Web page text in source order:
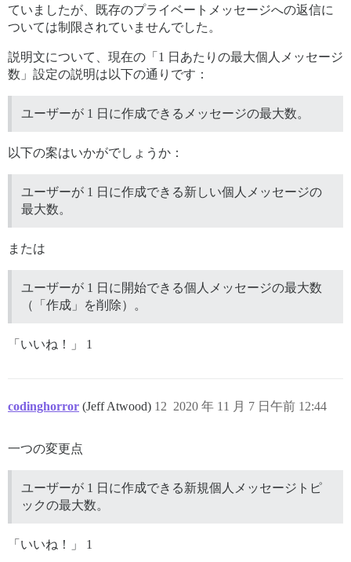
ていましたが、既存のプライベートメッセージへの返信に
ついては制限されていませんでした。
説明文について、現在の「1 日あたりの最大個人メッセージ
数」設定の説明は以下の通りです：
ユーザーが 1 日に作成できるメッセージの最大数。
以下の案はいかがでしょうか：
ユーザーが 1 日に作成できる新しい個人メッセージの
最大数。
または
ユーザーが 1 日に開始できる個人メッセージの最大数
（「作成」を削除）。
「いいね！」 1
codinghorror (Jeff Atwood) 2020 年 11 月 7 日午前 12:44
12
一つの変更点
ユーザーが 1 日に作成できる新規個人メッセージトピ
ックの最大数。
「いいね！」 1